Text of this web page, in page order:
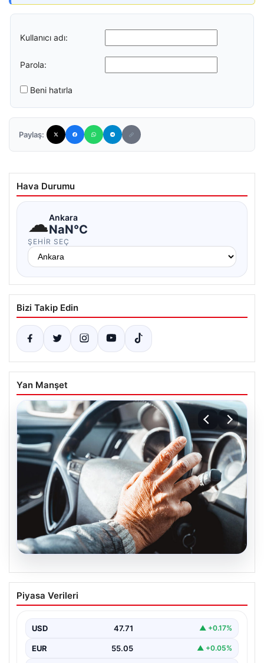
Kullanıcı adı:
Parola:
Beni hatırla
Paylaş:
Hava Durumu
☁Ankara
NaN°C
ŞEHIR SEÇ
Bizi Takip Edin
Yan Manşet
Emekliye ÖTV’siz araç verilecek mi,
yasa çıkacak mı? Milyonlarca emekli
Piyasa Verileri
USD 47.71 ▲ +0.17%
EUR 55.05 ▲ +0.05%